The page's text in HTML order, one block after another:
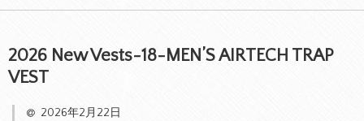
2026 New Vests-18-MEN’S AIRTECH TRAP
VEST
2026年2月22日